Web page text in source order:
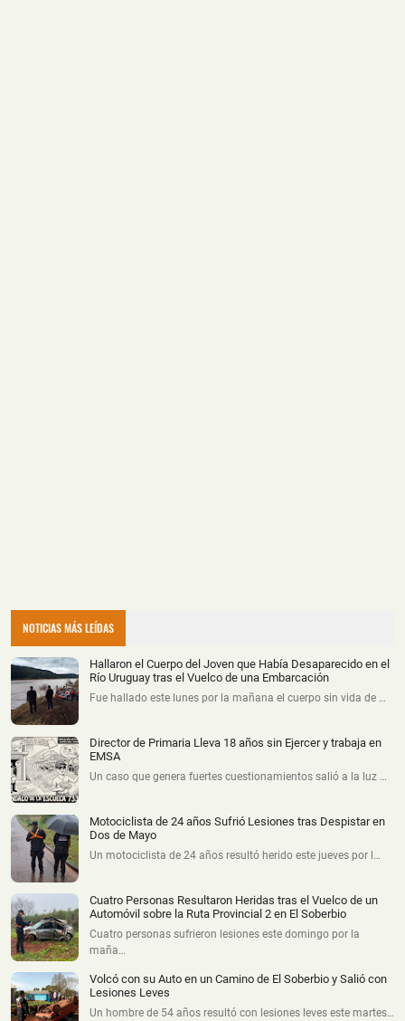
NOTICIAS MÁS LEÍDAS
Hallaron el Cuerpo del Joven que Había Desaparecido en el
Río Uruguay tras el Vuelco de una Embarcación
Fue hallado este lunes por la mañana el cuerpo sin vida de …
Director de Primaria Lleva 18 años sin Ejercer y trabaja en
EMSA
Un caso que genera fuertes cuestionamientos salió a la luz …
Motociclista de 24 años Sufrió Lesiones tras Despistar en
Dos de Mayo
Un motociclista de 24 años resultó herido este jueves por l…
Cuatro Personas Resultaron Heridas tras el Vuelco de un
Automóvil sobre la Ruta Provincial 2 en El Soberbio
Cuatro personas sufrieron lesiones este domingo por la
maña…
Volcó con su Auto en un Camino de El Soberbio y Salió con
Lesiones Leves
Un hombre de 54 años resultó con lesiones leves este martes…